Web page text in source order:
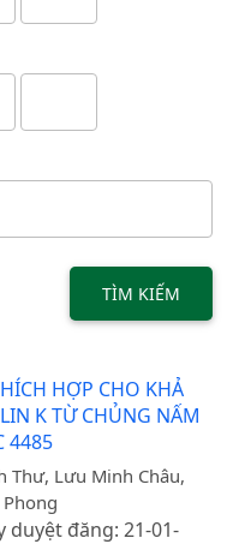
TÌM KIẾM
HỢP CHO KHẢ
K TỪ CHỦNG NẤM
4485
Thư, Lưu Minh Châu,
duyệt đăng: 21-01-